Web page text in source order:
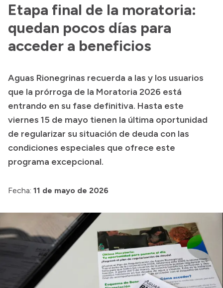
Archivo de noticias
Transparencia
Boletín Oficial
Compras y licitaciones
Consulta de expedientes
Consulta de pago a proveedores
Convocatorias
Intranet
Etapa final de la moratoria:
quedan pocos días para
acceder a beneficios
Aguas Rionegrinas recuerda a las y los usuarios
que la prórroga de la Moratoria 2026 está
entrando en su fase definitiva. Hasta este
viernes 15 de mayo tienen la última oportunidad
de regularizar su situación de deuda con las
condiciones especiales que ofrece este
programa excepcional.
Fecha: 11 de mayo de 2026